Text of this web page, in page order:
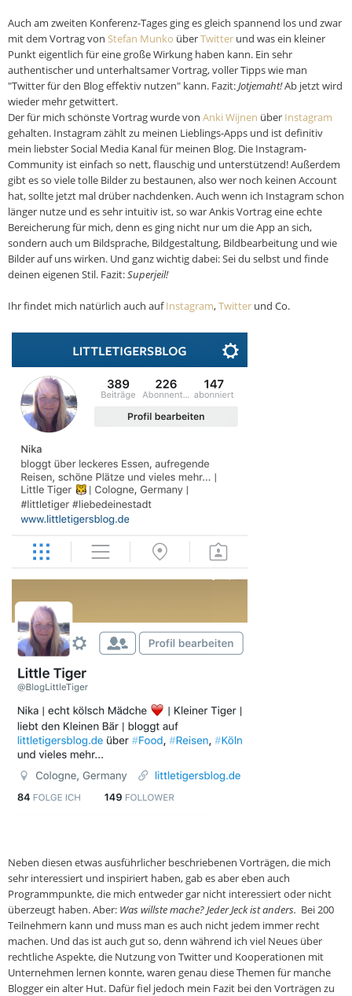
Auch am zweiten Konferenz-Tages ging es gleich spannend los und zwar
mit dem Vortrag von Stefan Munko überTwitter und was ein kleiner
Punkt eigentlich für eine große Wirkung haben kann. Ein sehr
authentischer und unterhaltsamer Vortrag, voller Tipps wie man
"Twitter für den Blog effektiv nutzen" kann. Fazit:Jotjemaht!Ab jetzt wird
wieder mehr getwittert.
Der für mich schönste Vortrag wurde von Anki Wijnen über Instagram
gehalten. Instagram zählt zu meinen Lieblings-Apps und ist definitiv
mein liebster Social Media Kanal für meinen Blog. Die Instagram-
Community ist einfach so nett, flauschig und unterstützend! Außerdem
gibt es so viele tolle Bilder zu bestaunen, also wer noch keinen Account
hat, sollte jetzt mal drüber nachdenken. Auch wenn ich Instagram schon
länger nutze und es sehr intuitiv ist, so war Ankis Vortrag eine echte
Bereicherung für mich, denn es ging nicht nur um die App an sich,
sondern auch um Bildsprache, Bildgestaltung, Bildbearbeitung und wie
Bilder auf uns wirken. Und ganz wichtig dabei: Sei du selbst und finde
deinen eigenen Stil. Fazit:Superjeil!
Ihr findet mich natürlich auch aufInstagram,Twitter und Co.
Neben diesen etwas ausführlicher beschriebenen Vorträgen, die mich
sehr interessiert und inspiriert haben, gab es aber eben auch
Programmpunkte, die mich entweder gar nicht interessiert oder nicht
überzeugt haben. Aber: Was willste mache? Jeder Jeck ist anders. Bei 200
Teilnehmern kann und muss man es auch nicht jedem immer recht
machen. Und das ist auch gut so, denn während ich viel Neues über
rechtliche Aspekte, die Nutzung von Twitter und Kooperationen mit
Unternehmen lernen konnte, waren genau diese Themen für manche
Blogger ein alter Hut. Dafür fiel jedoch mein Fazit bei den Vorträgen zu